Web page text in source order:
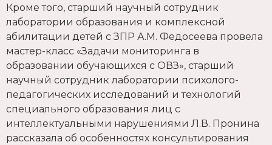
Кроме того, старший научный сотрудник
лаборатории образования и комплексной
абилитации детей с ЗПР А.М. Федосеева провела
мастер-класс «Задачи мониторинга в
образовании обучающихся с ОВЗ», старший
научный сотрудник лаборатории психолого-
педагогических исследований и технологий
специального образования лиц с
интеллектуальными нарушениями Л.В. Пронина
рассказала об особенностях консультирования